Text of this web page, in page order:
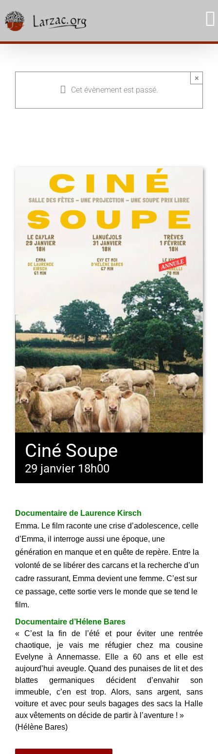
to
content
Cet évènement est passé.
×
Ciné Soupe
29 janvier 18h00
Documentaire de Laurence Kirsch
Emma. Le film raconte une crise d’adolescence, celle
d’Emma, il interroge aussi une époque, une
génération en manque et en quête de repère. Entre la
volonté de se libérer des carcans et la recherche d’un
cadre rassurant, Emma devient une femme. C’est sur
ce passage, cette sortie vers le monde que se tend le
film.
Documentaire d’Hélene Bares
« C’est la fin de l’été et pour éviter une rentrée
chaotique, je vais me réfugier chez ma cousine
Evelyne à Annemasse. Elle a 60 ans et elle est
aujourd’hui aveugle. Quand des punaises de lit et des
blattes germaniques décident d’envahir son
immeuble, c’en est trop. Alors, sans argent, sans
voiture et avec pour seuls bagages des sacs la Halle
aux vêtements on décide de partir à l’aventure ! »
(Hélène Bares)